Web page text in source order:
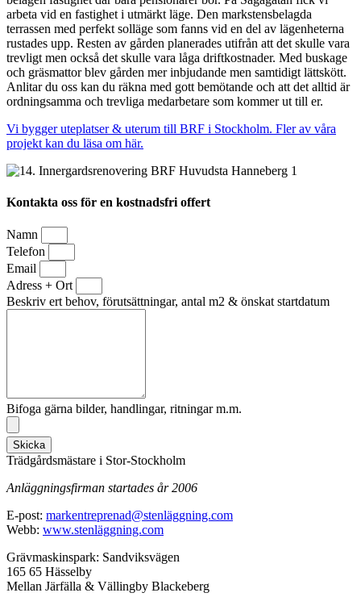
arbeta vid en fastighet i utmärkt läge. Den markstensbelagda
terrassen med perfekt solläge som fanns vid en del av lägenheterna
rustades upp. Resten av gården planerades utifrån att det skulle vara
trevligt men också det skulle vara låga driftkostnader. Med buskage
och gräsmattor blev gården mer inbjudande men samtidigt lättskött.
Anlitar du oss kan du räkna med gott bemötande och att det alltid är
ordningsamma och trevliga medarbetare som kommer ut till er.
Vi bygger uteplatser & uterum till BRF i Stockholm. Fler av våra
projekt kan du läsa om här.
Kontakta oss för en kostnadsfri offert
Namn
Telefon
Email
Adress + Ort
Beskriv ert behov, förutsättningar, antal m2 & önskat startdatum
Bifoga gärna bilder, handlingar, ritningar m.m.
Skicka
Trädgårdsmästare i Stor-Stockholm
Anläggningsfirman startades år 2006
E-post: markentreprenad@stenläggning.com
Webb: www.stenläggning.com
Grävmaskinspark: Sandviksvägen
165 65 Hässelby
Mellan Järfälla & Vällingby Blackeberg